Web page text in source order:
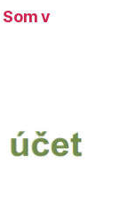
Som v